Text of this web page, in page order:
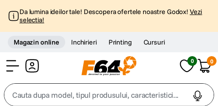
Da lumina ideilor tale! Descopera ofertele noastre Godox! Vezi
selectia!
Magazin online Inchirieri Printing Cursuri
0 0
Cauta dupa model, tipul produsului, caracteristici...